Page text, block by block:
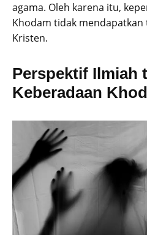
agama. Oleh karena itu,
Khodam tidak
Kristen.
Perspektif Ilmiah
Keberadaan